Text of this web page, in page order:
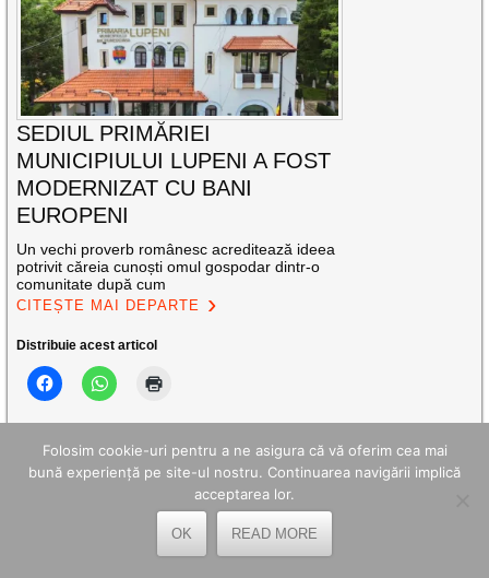
SEDIUL PRIMĂRIEI
MUNICIPIULUI LUPENI A FOST
MODERNIZAT CU BANI
EUROPENI
Un vechi proverb românesc acreditează ideea
potrivit căreia cunoști omul gospodar dintr-o
comunitate după cum
CITEȘTE MAI DEPARTE
Distribuie acest articol
Folosim cookie-uri pentru a ne asigura că vă oferim cea mai
bună experiență pe site-ul nostru. Continuarea navigării implică
acceptarea lor.
OK READ MORE